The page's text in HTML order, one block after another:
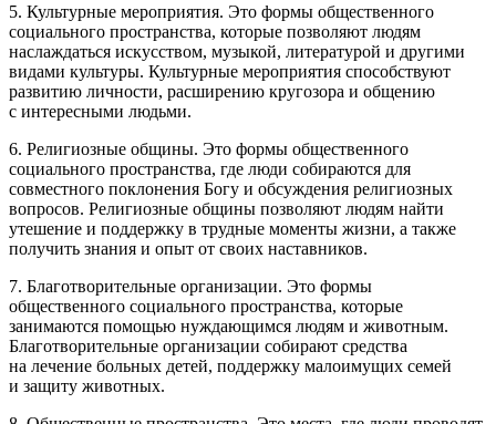
5. Культурные мероприятия. Это формы общественного
социального пространства, которые позволяют людям
наслаждаться искусством, музыкой, литературой и другими
видами культуры. Культурные мероприятия способствуют
развитию личности, расширению кругозора и общению
с интересными людьми.
6. Религиозные общины. Это формы общественного
социального пространства, где люди собираются для
совместного поклонения Богу и обсуждения религиозных
вопросов. Религиозные общины позволяют людям найти
утешение и поддержку в трудные моменты жизни, а также
получить знания и опыт от своих наставников.
7. Благотворительные организации. Это формы
общественного социального пространства, которые
занимаются помощью нуждающимся людям и животным.
Благотворительные организации собирают средства
на лечение больных детей, поддержку малоимущих семей
и защиту животных.